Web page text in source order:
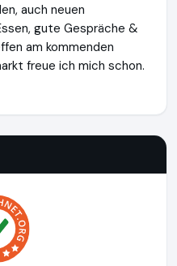
auch neuen
gute Gespräche &
am kommenden
freue ich mich schon.